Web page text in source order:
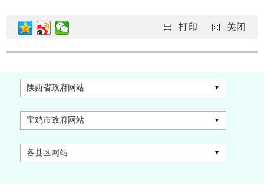
打印 关闭
陕西省政府网站
宝鸡市政府网站
各县区网站